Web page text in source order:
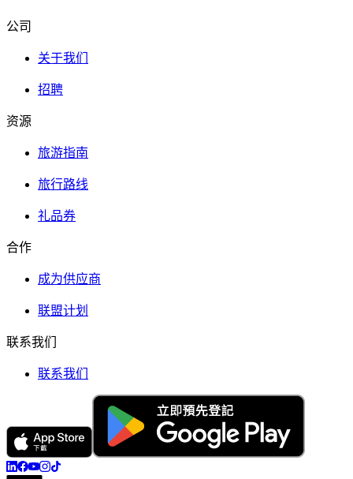
公司
关于我们
招聘
资源
旅游指南
旅行路线
礼品券
合作
成为供应商
联盟计划
联系我们
联系我们